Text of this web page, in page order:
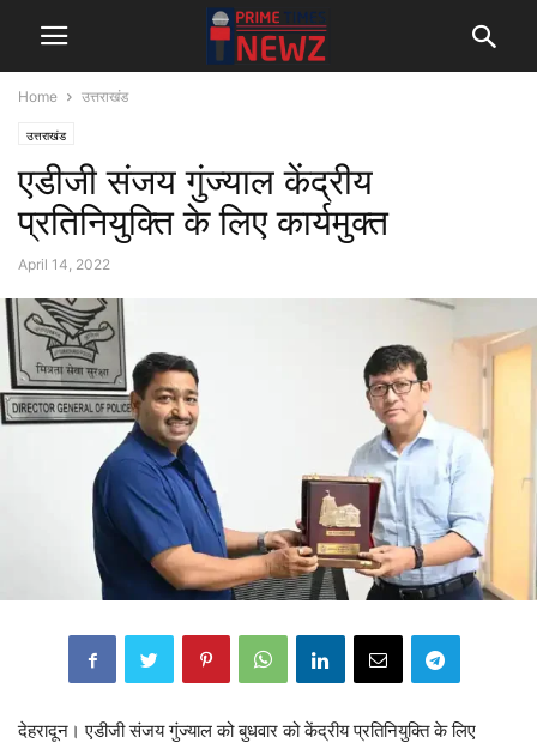
Home उत्तराखंड
उत्तराखंड
एडीजी संजय गुंज्याल केंद्रीय
प्रतिनियुक्ति के लिए कार्यमुक्त
April 14, 2022
देहरादून। एडीजी संजय गुंज्याल को बुधवार को केंद्रीय प्रतिनियुक्ति के लिए